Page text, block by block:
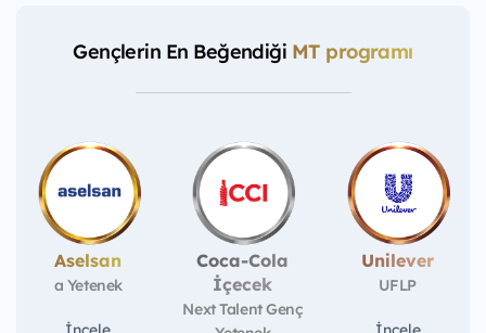
Gençlerin En Beğendiği MT programı
Aselsan
a Yetenek
Coca-Cola
İçecek
Next Talent Genç
Unilever
UFLP